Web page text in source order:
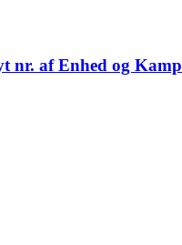
nr. af Enhed og Kamp